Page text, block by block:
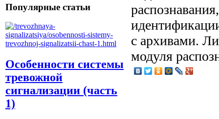
Популярные статьи
Особенности системы
тревожной
сигнализации (часть
1)
с архивами.
модуля